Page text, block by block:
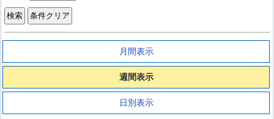
月間表示
週間表示
日別表示